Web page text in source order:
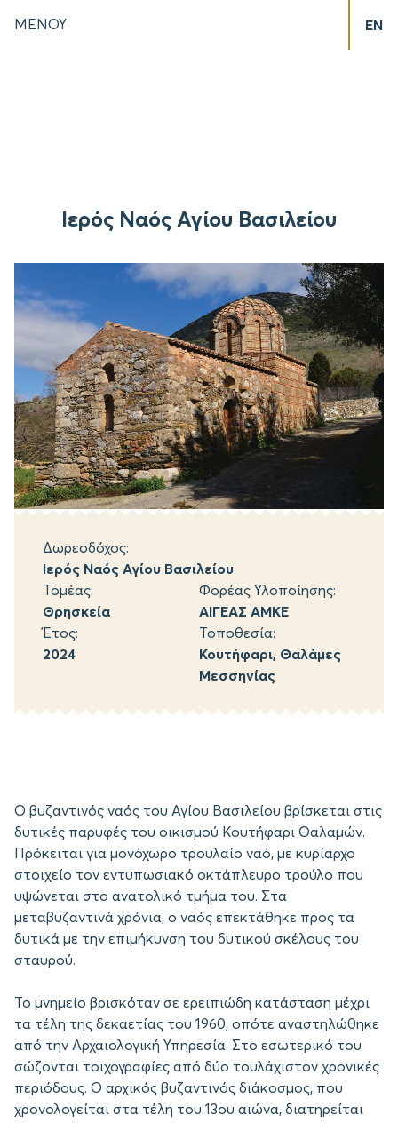
ΜΕΝΟΥ EN
Ιερός Ναός Αγίου Βασιλείου
Δωρεοδόχος:
Ιερός Ναός Αγίου Βασιλείου
Τομέας:
Θρησκεία
Φορέας Υλοποίησης:
ΑΙΓΕΑΣ ΑΜΚΕ
Έτος:
2024
Τοποθεσία:
Κουτήφαρι, Θαλάμες
Μεσσηνίας
Ο βυζαντινός ναός του Αγίου Βασιλείου βρίσκεται στις
δυτικές παρυφές του οικισμού Κουτήφαρι Θαλαμών.
Πρόκειται για μονόχωρο τρουλαίο ναό, με κυρίαρχο
στοιχείο τον εντυπωσιακό οκτάπλευρο τρούλο που
υψώνεται στο ανατολικό τμήμα του. Στα
μεταβυζαντινά χρόνια, ο ναός επεκτάθηκε προς τα
δυτικά με την επιμήκυνση του δυτικού σκέλους του
σταυρού.
Το μνημείο βρισκόταν σε ερειπιώδη κατάσταση μέχρι
τα τέλη της δεκαετίας του 1960, οπότε αναστηλώθηκε
από την Αρχαιολογική Υπηρεσία. Στο εσωτερικό του
σώζονται τοιχογραφίες από δύο τουλάχιστον χρονικές
περιόδους. Ο αρχικός βυζαντινός διάκοσμος, που
χρονολογείται στα τέλη του 13ου αιώνα, διατηρείται